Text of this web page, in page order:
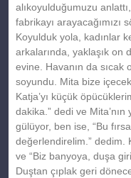
alıkoyulduğumuzu
fabrikayı arayacağımızı
Koyulduk yola, kadınlar
arkalarında, yaklaşık on
evine. Havanın da sıcak
soyundu. Mita bize
Katja’yı küçük
dakika.” dedi ve
gülüyor, ben ise, “Bu
değerlendirelim.” dedim.
ve “Biz banyoya, duşa
Duştan çıplak geri